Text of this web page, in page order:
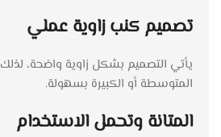
تصميم كنب زاوية عملي
يأتي التصميم بشكل زاوية واضحة،
المتوسطة أو الكبيرة بسهولة.
المتانة وتحمل الاستخدام